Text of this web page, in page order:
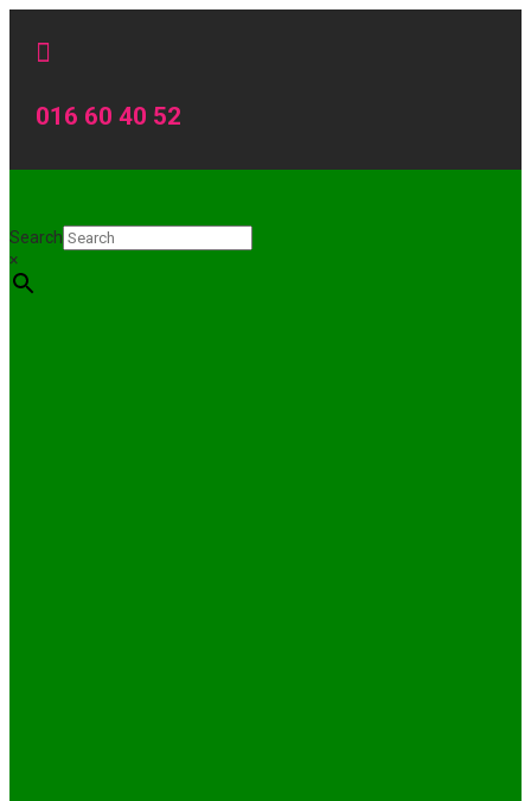

016 60 40 52
Search
×